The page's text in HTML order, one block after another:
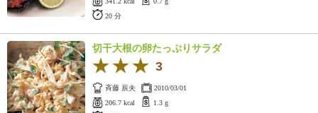
20 分
切干大根の卵たっぷりサラダ
3
斉藤 辰夫
2010/03/01
206.7 kcal
1.3 g